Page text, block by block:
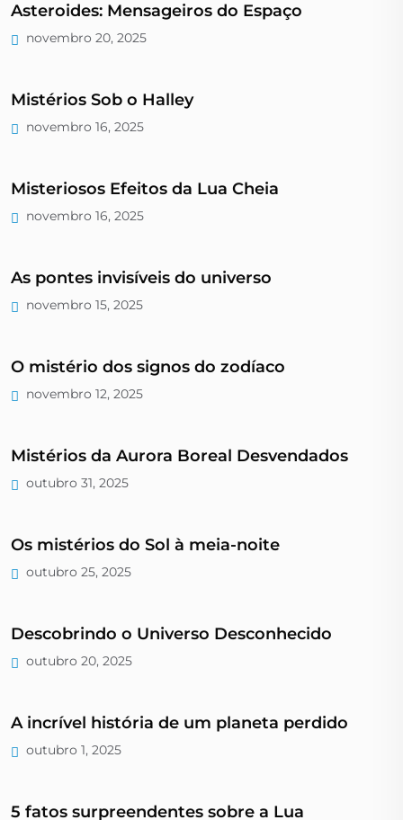
Asteroides: Mensageiros do Espaço
novembro 20, 2025
Mistérios Sob o Halley
novembro 16, 2025
Misteriosos Efeitos da Lua Cheia
novembro 16, 2025
As pontes invisíveis do universo
novembro 15, 2025
O mistério dos signos do zodíaco
novembro 12, 2025
Mistérios da Aurora Boreal Desvendados
outubro 31, 2025
Os mistérios do Sol à meia-noite
outubro 25, 2025
Descobrindo o Universo Desconhecido
outubro 20, 2025
A incrível história de um planeta perdido
outubro 1, 2025
5 fatos surpreendentes sobre a Lua